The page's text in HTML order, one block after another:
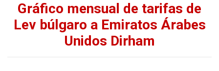
Gráfico mensual de tarifas de
Lev búlgaro a Emiratos Árabes
Unidos Dirham